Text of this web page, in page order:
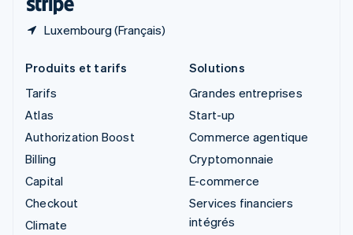
Luxembourg (Français)
Produits et tarifs
Tarifs
Atlas
Authorization Boost
Billing
Capital
Checkout
Climate
Solutions
Grandes entreprises
Start-up
Commerce agentique
Cryptomonnaie
E-commerce
Services financiers
intégrés